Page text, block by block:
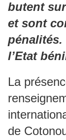
butent
et sont
pénalités.
l’Etat
La
de